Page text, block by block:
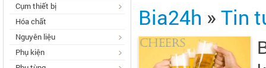
Cụm thiết bị
Hóa chất
Nguyên liệu
Phụ kiện
Bia24h » Tin